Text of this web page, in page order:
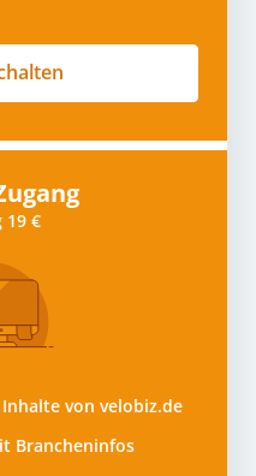
19 €
von velobiz.de
Brancheninfos